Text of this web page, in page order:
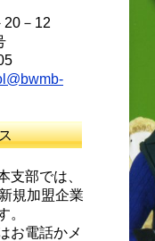
20－12
部では、
規加盟企業
。
お電話かメ